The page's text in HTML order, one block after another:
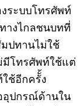
ระบบโทรศัพท์
างไกลชนบทที่
ปทานไม่ใช้
มีโทรศัพท์ใช้แต่
ช้อีกครัั้ง
อุปกรณ์ด้านใน